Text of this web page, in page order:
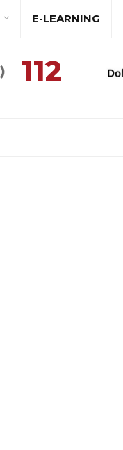
112
E-LEARNING